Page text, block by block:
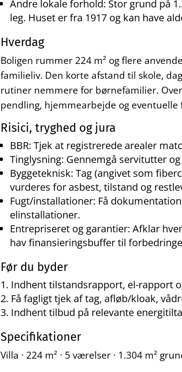
Andre lokale forhold: Stor grund på
leg. Huset er fra 1917 og kan have
Hverdag
Boligen rummer 224 m² og flere
familieliv. Den korte afstand til skole,
rutiner nemmere for børnefamilier.
pendling, hjemmearbejde og eventuelle
Risici, tryghed og jura
BBR: Tjek at registrerede arealer
Tinglysning: Gennemgå servitutter
Byggeteknisk: Tag (angivet som
vurderes for asbest, tilstand og
Fugt/installationer: Få
elinstallationer.
Entrepriseret og garantier: Afklar
hav finansieringsbuffer til
Før du byder
Indhent tilstandsrapport, el-rapport
Få fagligt tjek af tag, afløb/kloak,
Indhent tilbud på relevante
Specifikationer
Villa · 224 m² · 5 værelser · 1.304 m²